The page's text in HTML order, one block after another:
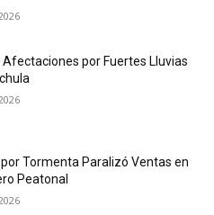
Afectaciones por Fuertes Lluvias
Tormenta Paralizó Ventas en
Peatonal